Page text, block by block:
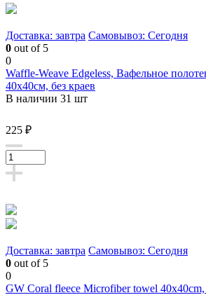
Доставка: завтра Самовывоз: Сегодня
0 out of 5
0
Waffle-Weave Edgeless, Вафельное
40х40см, без краев
В наличии 31 шт
225 ₽
Доставка: завтра Самовывоз: Сегодня
0 out of 5
0
GW Coral fleece Microfiber towel